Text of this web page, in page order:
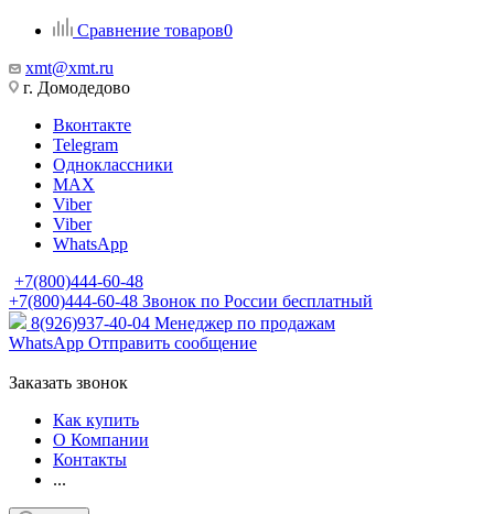
Сравнение товаров0
xmt@xmt.ru
г. Домодедово
Вконтакте
Telegram
Одноклассники
MAX
Viber
Viber
WhatsApp
+7(800)444-60-48
+7(800)444-60-48 Звонок по России бесплатный
8(926)937-40-04 Менеджер по продажам
WhatsApp Отправить сообщение
Заказать звонок
Как купить
О Компании
Контакты
...